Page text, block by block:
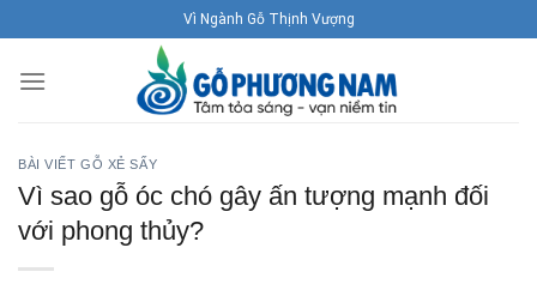
to
content
Vì Ngành Gỗ Thịnh Vượng
BÀI VIẾT GỖ XẺ SẤY
Vì sao gỗ óc chó gây ấn tượng mạnh đối
với phong thủy?